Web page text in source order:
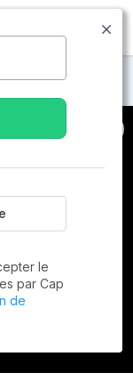
MENU
le
par Cap
de